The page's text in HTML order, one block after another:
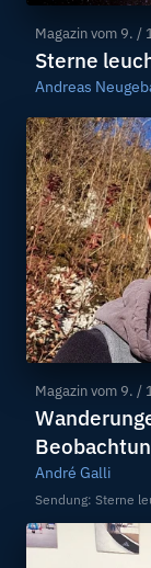
Magazin vom 9. /
Sterne
Andreas
Magazin vom 9. /
André Galli
Sendung: Sterne